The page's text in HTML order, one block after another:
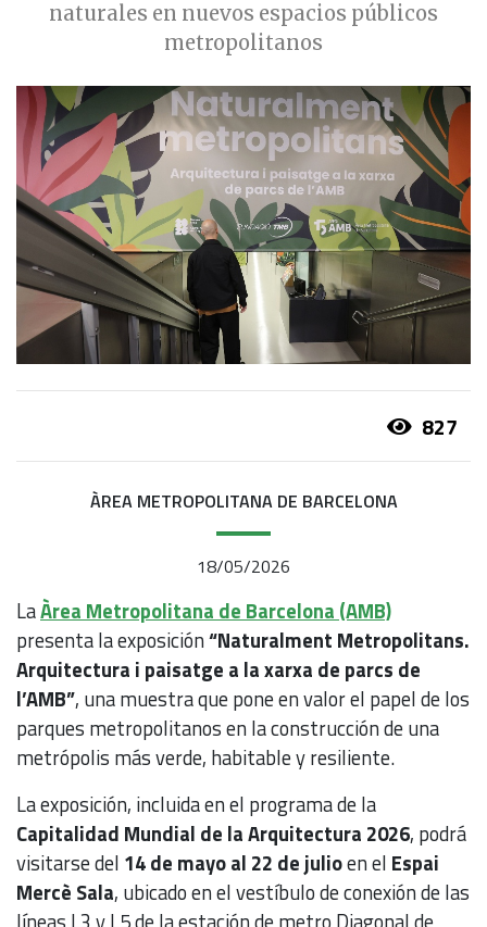
naturales en nuevos espacios públicos
metropolitanos
827
ÀREA METROPOLITANA DE BARCELONA
18/05/2026
LaÀrea Metropolitana de Barcelona (AMB)
presenta la exposición“Naturalment Metropolitans.
Arquitectura i paisatge a la xarxa de parcs de
l’AMB”, una muestra que pone en valor el papel de los
parques metropolitanos en la construcción de una
metrópolis más verde, habitable y resiliente.
La exposición, incluida en el programa de la
Capitalidad Mundial de la Arquitectura 2026, podrá
visitarse del 14 de mayo al 22 de julioen el Espai
Mercè Sala, ubicado en el vestíbulo de conexión de las